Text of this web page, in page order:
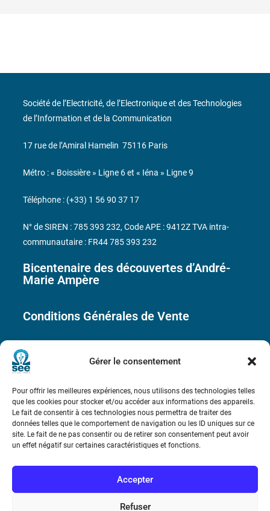
Gérer le consentement
Pour offrir les meilleures expériences, nous utilisons des technologies telles
que les cookies pour stocker et/ou accéder aux informations des appareils.
Le fait de consentir à ces technologies nous permettra de traiter des
données telles que le comportement de navigation ou les ID uniques sur ce
site. Le fait de ne pas consentir ou de retirer son consentement peut avoir
un effet négatif sur certaines caractéristiques et fonctions.
Accepter
Refuser
Bicentenaire des découvertes d’André-
Marie Ampère
Conditions Générales de Vente
Mentions légales
Contact
Société de l’Electricité, de l’Electronique et des Technologies
de l’Information et de la Communication
17 rue de l’Amiral Hamelin 75116 Paris
Métro : « Boissière » Ligne 6 et « Iéna » Ligne 9
Téléphone : (+33) 1 56 90 37 17
N° de SIREN : 785 393 232, Code APE : 9412Z TVA intra-
communautaire : FR44 785 393 232